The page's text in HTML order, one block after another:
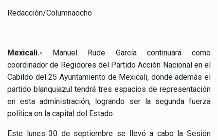
Redacción/Columnaocho
Mexicali.- Manuel Rude García continuará como
coordinador de Regidores del Partido Acción Nacional en el
Cabildo del 25 Ayuntamiento de Mexicali, donde además el
partido blanquiazul tendrá tres espacios de representación
en esta administración, logrando ser la segunda fuerza
política en la capital del Estado.
Este lunes 30 de septiembre se llevó a cabo la Sesión